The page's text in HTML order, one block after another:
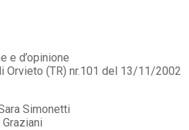
e d’opinione
Orvieto (TR) nr.101 del 13/11/2002
Simonetti